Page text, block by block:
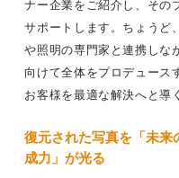
ナー企業をご紹介し、その
サポートします。ちょうど
や照明の専門家と連携しな
向けて全体をプロデュース
お客様を最適な解決へと導
復元された写真を「未来
成力」が光る